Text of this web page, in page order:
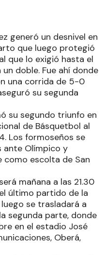
generó un desnivel en
que luego protegió
que lo exigió hasta el
doble. Fue ahí donde
una corrida de 5-0
su segunda
su segundo triunfo en
de Básquetbol al
Los formoseños se
ante Olímpico y
como escolta de San
mañana a las 21.30
último partido de la
se trasladará a
segunda parte, donde
en el estadio José
Oberá,